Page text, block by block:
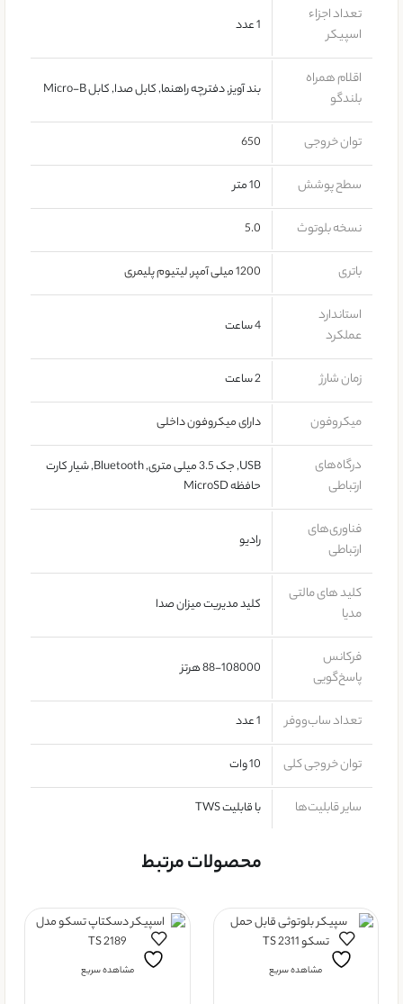
تعداد اجزاء
اسپیکر
1 عدد
اقلام همراه
بلندگو
بند آویز, دفترچه راهنما, کابل صدا, کابل Micro-B
توان خروجی 650
سطح پوشش 10 متر
نسخه بلوتوث 5.0
باتری 1200 میلی آمپر ,لیتیوم پلیمری
استاندارد
عملکرد
4 ساعت
زمان شارژ 2 ساعت
میکروفون دارای میکروفون داخلی
درگاه‌های
ارتباطی
USB, جک 3.5 میلی متری, Bluetooth, شیار کارت
حافظه MicroSD
فناوری‌های
ارتباطی
رادیو
کلید های مالتی
مدیا
کلید مدیریت میزان صدا
فرکانس
پاسخ‌گویی
88-108000 هرتز
تعداد ساب‌ووفر 1 عدد
توان خروجی کلی 10 وات
سایر قابلیت‌ها با قابلیت TWS
محصولات مرتبط
مشاهده سریع مشاهده سریع